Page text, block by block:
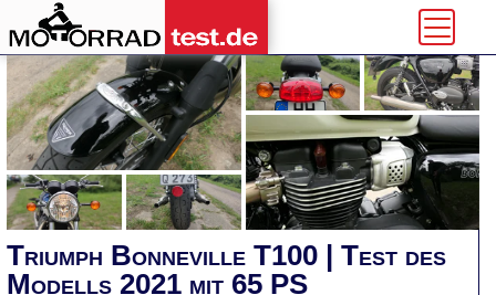
Triumph Bonneville T100 | Test des
Modells 2021 mit 65 PS